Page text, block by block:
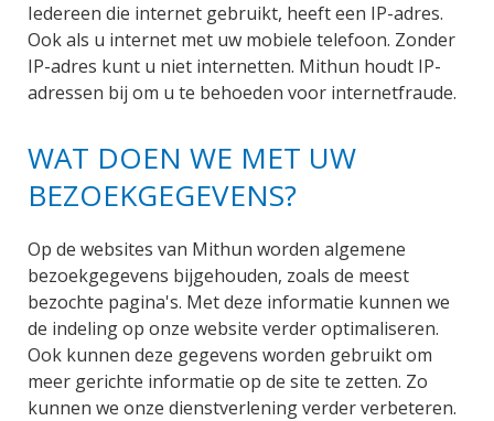
Iedereen die internet gebruikt, heeft een IP-adres.
Ook als u internet met uw mobiele telefoon. Zonder
IP-adres kunt u niet internetten. Mithun houdt IP-
adressen bij om u te behoeden voor internetfraude.
WAT DOEN WE MET UW
BEZOEKGEGEVENS?
Op de websites van Mithun worden algemene
bezoekgegevens bijgehouden, zoals de meest
bezochte pagina's. Met deze informatie kunnen we
de indeling op onze website verder optimaliseren.
Ook kunnen deze gegevens worden gebruikt om
meer gerichte informatie op de site te zetten. Zo
kunnen we onze dienstverlening verder verbeteren.